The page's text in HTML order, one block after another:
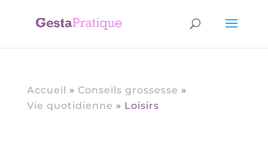
Accueil » Conseils grossesse »
Vie quotidienne » Loisirs